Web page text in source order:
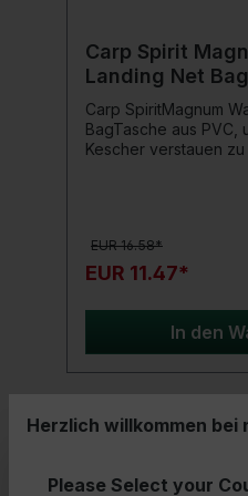
Carp Spirit
Landing Net Bag
Carp SpiritMagnum
BagTasche aus PVC,
Kescher verstauen
EUR 16.58*
EUR 11.47*
In den
Herzlich willkommen bei
Please Select your